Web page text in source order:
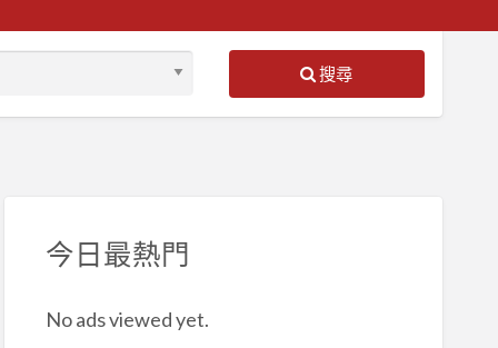
搜尋
今日最熱門
No ads viewed yet.